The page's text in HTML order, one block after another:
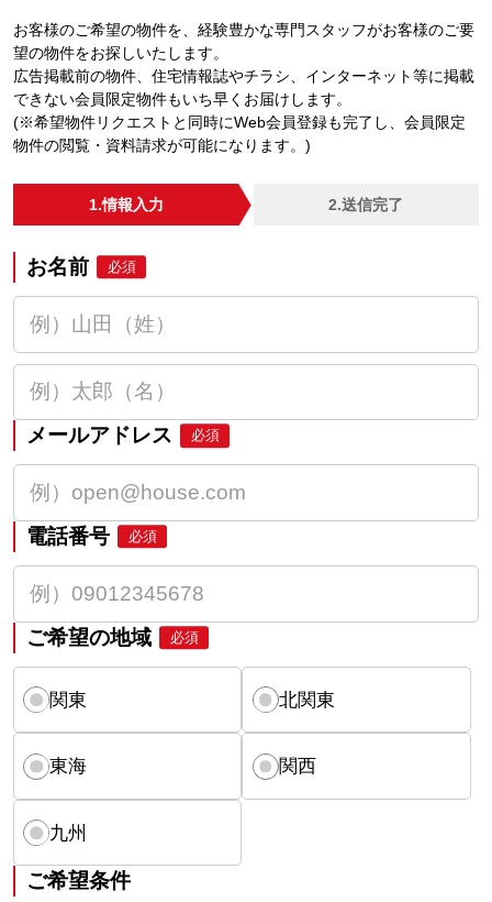
お客様のご希望の物件を、経験豊かな専門スタッフがお客様のご要
望の物件をお探しいたします。
広告掲載前の物件、住宅情報誌やチラシ、インターネット等に掲載
できない会員限定物件もいち早くお届けします。
(※希望物件リクエストと同時にWeb会員登録も完了し、会員限定
物件の閲覧・資料請求が可能になります。)
1.情報入力 2.送信完了
お名前 必須
メールアドレス 必須
電話番号 必須
ご希望の地域 必須
関東 北関東
東海 関西
九州
ご希望条件